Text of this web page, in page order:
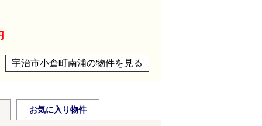
宇治市小倉町南浦の物件を見る
お気に入り物件